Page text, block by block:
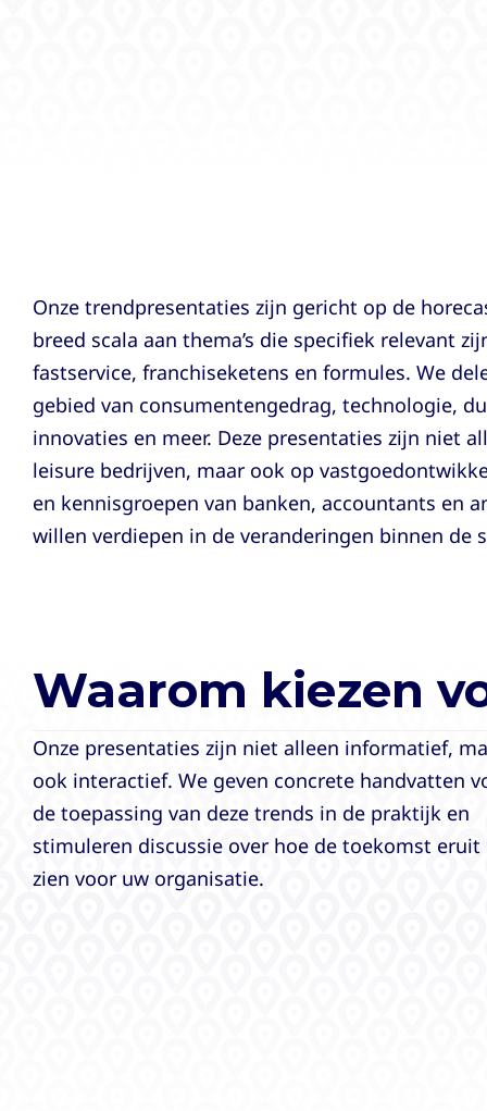
Onze trendpresentaties zijn gericht op de
breed scala aan thema’s die specifiek relevant
fastservice, franchiseketens en formules. We
gebied van consumentengedrag, technologie,
innovaties en meer. Deze presentaties zijn niet
leisure bedrijven, maar ook op
en kennisgroepen van banken, accountants en
willen verdiepen in de veranderingen binnen de
Waarom kiezen
Onze presentaties zijn niet alleen informatief,
ook interactief. We geven concrete handvatten
de toepassing van deze trends in de praktijk en
stimuleren discussie over hoe de toekomst eruit
zien voor uw organisatie.